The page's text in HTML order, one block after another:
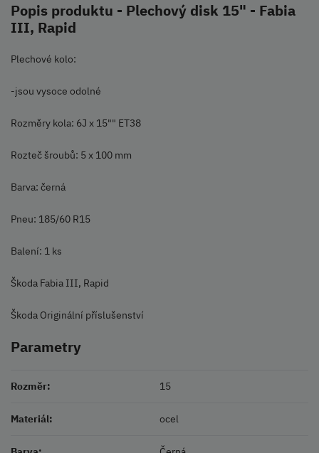
Popis produktu - Plechový disk 15" - Fabia
III, Rapid
Plechové kolo:
-jsou vysoce odolné
Rozměry kola: 6J x 15"" ET38
Rozteč šroubů: 5 x 100 mm
Barva: černá
Pneu: 185/60 R15
Balení: 1 ks
Škoda Fabia III, Rapid
Škoda Originální příslušenství
Parametry
Rozměr: 15
Materiál: ocel